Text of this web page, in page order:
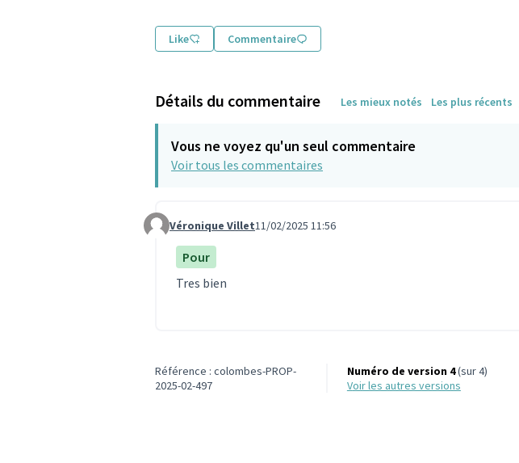
Like Commentaire
Détails du commentaire Les mieux notés Les plus récents
Vous ne voyez qu'un seul commentaire
Voir tous les commentaires
Commentaire 1513
Véronique Villet11/02/2025 11:56
Pour
Tres bien
Référence : colombes-PROP-
2025-02-497
Numéro de version 4(sur 4)
voir les autres versions